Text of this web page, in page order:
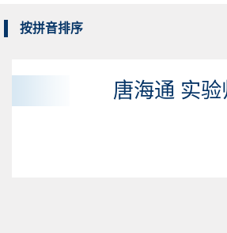
按拼音排序
唐海通 实验